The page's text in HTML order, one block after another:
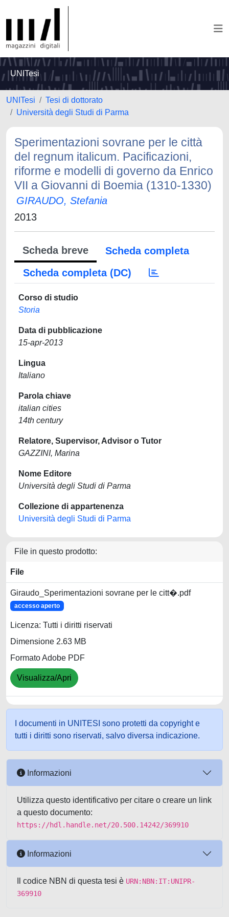
UNITesi
UNITesi
Tesi di dottorato
Università degli Studi di Parma
Sperimentazioni sovrane per le città
del regnum italicum. Pacificazioni,
riforme e modelli di governo da Enrico
VII a Giovanni di Boemia (1310-1330)
GIRAUDO, Stefania
2013
Scheda breve
Scheda completa
Scheda completa (DC)
Corso di studio
Storia
Data di pubblicazione
15-apr-2013
Lingua
Italiano
Parola chiave
italian cities
14th century
Relatore, Supervisor, Advisor o Tutor
GAZZINI, Marina
Nome Editore
Università degli Studi di Parma
Collezione di appartenenza
Università degli Studi di Parma
File in questo prodotto:
File
Giraudo_Sperimentazioni sovrane per le citt�.pdf
accesso aperto
Licenza: Tutti i diritti riservati
Dimensione 2.63 MB
Formato Adobe PDF
Visualizza/Apri
I documenti in UNITESI sono protetti da copyright e
tutti i diritti sono riservati, salvo diversa indicazione.
Informazioni
Utilizza questo identificativo per citare o creare un link
a questo documento:
https://hdl.handle.net/20.500.14242/369910
Informazioni
Il codice NBN di questa tesi è URN:NBN:IT:UNIPR-
369910